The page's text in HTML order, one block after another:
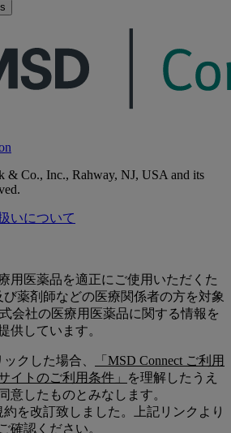
& Co., Inc., Rahway, NJ, USA and its
いについて
用医薬品を適正にご使用いただくた
薬剤師などの医療関係者の方を対象
会社の医療用医薬品に関する情報を
供しています。
クした場合、
「MSD Connect ご利用
イトのご利用条件」
を理解したうえ
意したものとみなします。
約を改訂致しました。上記リンクより
ご確認ください。